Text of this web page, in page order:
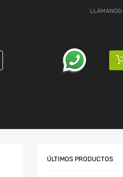
LLÁMANOS:
ÚLTIMOS PRODUCTOS